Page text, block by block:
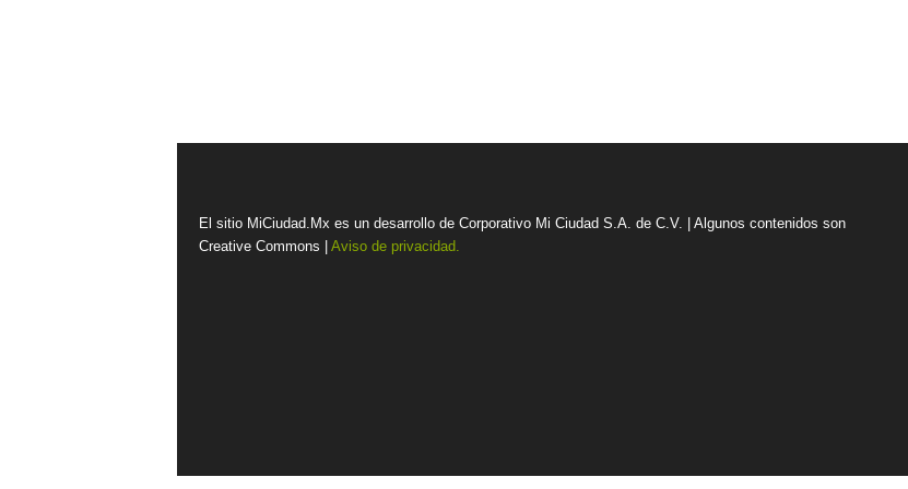
El sitio MiCiudad.Mx es un desarrollo de Corporativo Mi Ciudad S.A. de C.V. | Algunos contenidos son
Creative Commons | Aviso de privacidad.